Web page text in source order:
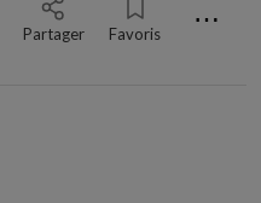
Partager Favoris ⋯